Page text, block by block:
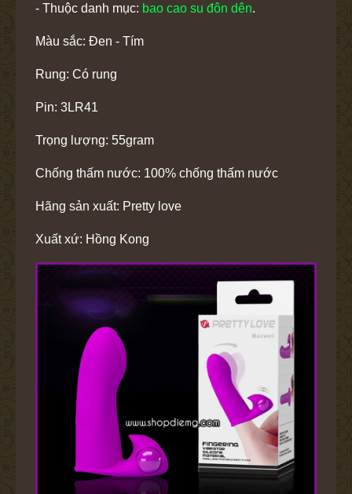
- Thuộc danh mục: bao cao su đôn dên.
Màu sắc: Đen - Tím
Rung: Có rung
Pin: 3LR41
Trọng lượng: 55gram
Chống thấm nước: 100% chống thấm nước
Hãng sản xuất: Pretty love
Xuất xứ: Hồng Kong